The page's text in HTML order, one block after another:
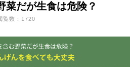
菜だが生食は危険？
覧数：1720